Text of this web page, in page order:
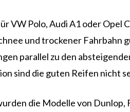
VW Polo, Audi A1 oder
und trockener
parallel zu den
sind die guten Reifen nicht
die Modelle von